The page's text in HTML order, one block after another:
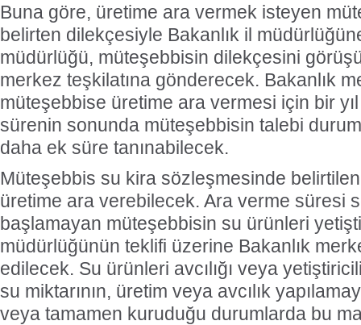
Buna göre, üretime ara vermek isteyen
belirten dilekçesiyle Bakanlık il
müdürlüğü, müteşebbisin dilekçesini
merkez teşkilatına gönderecek. Bakanlık
müteşebbise üretime ara vermesi için bir
sürenin sonunda müteşebbisin talebi
daha ek süre tanınabilecek.
Müteşebbis su kira sözleşmesinde
üretime ara verebilecek. Ara verme süresi
başlamayan müteşebbisin su ürünleri
müdürlüğünün teklifi üzerine Bakanlık
edilecek. Su ürünleri avcılığı veya
su miktarının, üretim veya avcılık
veya tamamen kuruduğu durumlarda bu